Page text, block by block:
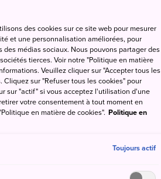
déplacer
des cookies sur ce site web pour mesurer
et une personnalisation améliorées, pour
médias sociaux. Nous pouvons partager des
tierces. Voir notre "Politique en matière
Veuillez cliquer sur "Accepter tous les
sur "Refuser tous les cookies" pour
sur "actif" si vous acceptez l'utilisation d'une
votre consentement à tout moment en
en matière de cookies". Politique en
Toujours actif